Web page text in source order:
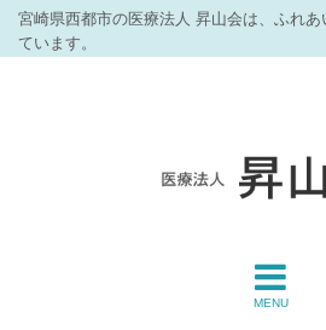
宮崎県西都市の医療法人 昇山会は、ふれ
ています。
MENU